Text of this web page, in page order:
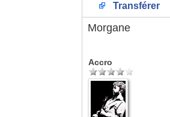
Transférer
Morgane
Accro